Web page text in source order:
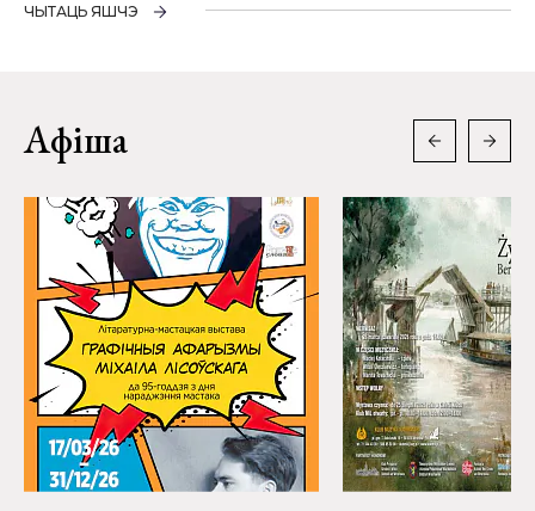
ЧЫТАЦЬ ЯШЧЭ
Афіша